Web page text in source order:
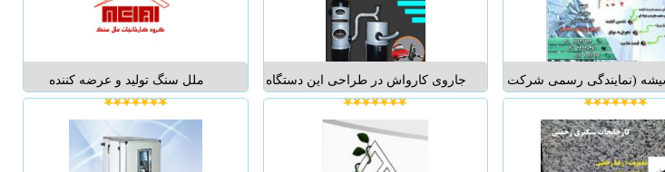
ekosampo فنلاند می باشد . ekosampo
کننده ترمووود در فنلاند...
جهت انتخاب کاغذدیواری
مانند پارکت مستقیما از خود چوب
درختان ساخته نمی شود . پارک...
(نمایندگی رسمی شرکت
جام) تامين ، فروش و نصب
شيشه هاي سكوريت ، دوجداره
، صنعتي و ساختماني توزیع
یراق آلات درب های شیشه ای
جاروی کارواش در طراحی این دستگاه
تمام نیازهای یک کارواش برای استفاده
ار جاروی برقی در نظر گرفته شده
است . از مزایای بارز این دستگاه به
ملل سنگ تولید و عرضه کننده
مجموعه کاملی از سنگ های مرمریت،
سنگ های گرانیت و سنگ تراورتن می
باشد. این مجموعه هم اکنون مفتخر
است با بیش از 14 کارخانه